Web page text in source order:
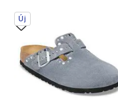
A
színpalettával
való
interakció
frissíti
termékképet
Új